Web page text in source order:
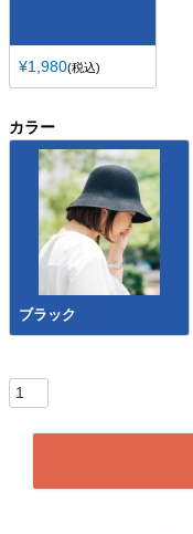
¥1,980 税込
カラー
ブラック